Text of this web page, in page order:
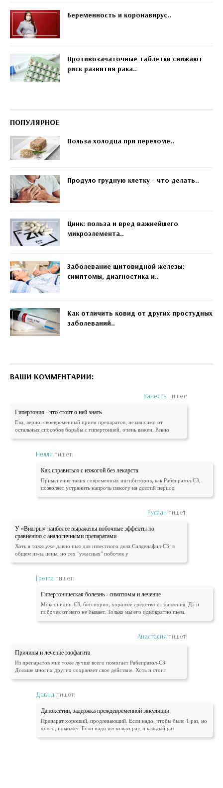
Беременность и коронавирус..
Противозачаточные таблетки снижают
риск развития рака..
ПОПУЛЯРНОЕ
Польза холодца при переломе..
Продуло грудную клетку - что делать..
Цинк: польза и вред важнейшего
микроэлемента..
Заболевание щитовидной железы:
симптомы, диагностика и..
Как отличить ковид от других простудных
заболеваний..
ВАШИ КОММЕНТАРИИ:
Ванесса пишет:
Гипертония - что стоит о ней знать
Ева, верно: своевременный прием препаратов, независимо от
остальных способов борьбы с гипертонией, очень важен. Равно
Нелли пишет:
Как справиться с изжогой без лекарств
Применение таких современных ингибиторов, как Рабепразол-СЗ,
позволяет устранить напрочь изжогу на долгий период
Руслан пишет:
У «Виагры» наиболее выражены побочные эффекты по
сравнению с аналогичными препаратами
Хоть я тоже уже давно пью для известного дела Силденафил-СЗ, в
общем из-за цены, но тех "ужасных" побочек у
Гретта пишет:
Гипертоническая болезнь - симптомы и лечение
Моксонидин-СЗ, бесспорно, хорошее средство от давления. Да и
побочек от него не бывает. Только мы его однократно пьем.
Анастасия пишет:
Причины и лечение эзофагита
Из препаратов мне тоже лучше всего помогает Рабепразол-СЗ.
Дольше многих других сохраняет свое действие. Хоть и стоит
Давид пишет:
Дапоксетин, задержка преждевременной эякуляции
Препарат хороший, продлевающий. Если надо, чтобы было 1 раз, но
долго, поможет. Если надо несколько раз, и каждый раз